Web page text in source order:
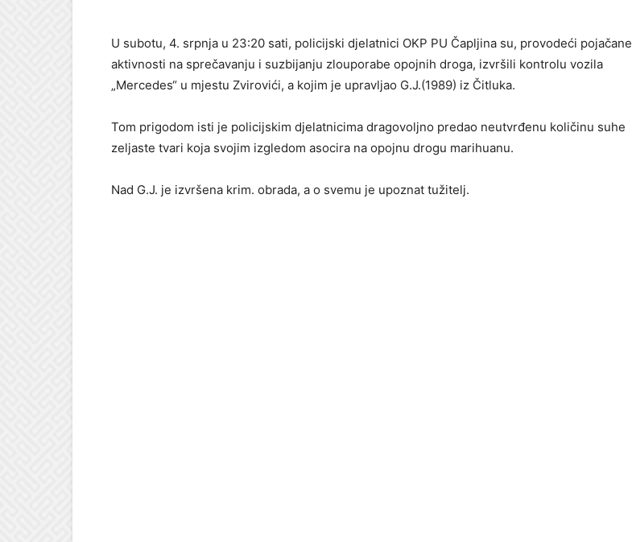
U subotu, 4. srpnja u 23:20 sati, policijski djelatnici OKP PU Čapljina su, provodeći pojačane
aktivnosti na sprečavanju i suzbijanju zlouporabe opojnih droga, izvršili kontrolu vozila
„Mercedes“ u mjestu Zvirovići, a kojim je upravljao G.J.(1989) iz Čitluka.
Tom prigodom isti je policijskim djelatnicima dragovoljno predao neutvrđenu količinu suhe
zeljaste tvari koja svojim izgledom asocira na opojnu drogu marihuanu.
Nad G.J. je izvršena krim. obrada, a o svemu je upoznat tužitelj.